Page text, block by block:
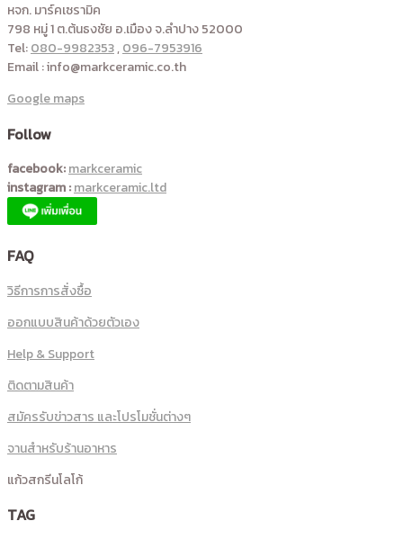
หจก. มาร์คเซรามิค
798 หมู่ 1 ต.ต้นธงชัย อ.เมือง จ.ลำปาง 52000
Tel:080-9982353,096-7953916
Email : info@markceramic.co.th
Google maps
Follow
facebook:markceramic
instagram :markceramic.ltd
FAQ
วิธีการการสั่งซื้อ
ออกแบบสินค้าด้วยตัวเอง
Help & Support
ติดตามสินค้า
สมัครรับข่าวสาร และโปรโมชั่นต่างๆ
จานสำหรับร้านอาหาร
แก้วสกรีนโลโก้
TAG